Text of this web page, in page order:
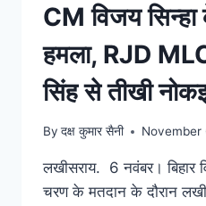
CM विजय
हमला, RJD
सिंह से तीखी
By दक्ष कुमार सैनी November
लखीसराय. 6 नवंबर। बिहार
चरण के मतदान के दौरान